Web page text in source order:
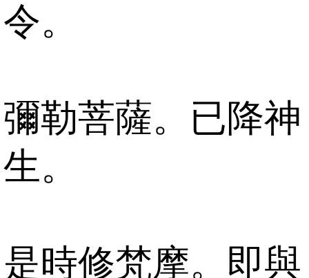
令。
彌勒菩薩。已降神
生。
是時修梵摩。即與